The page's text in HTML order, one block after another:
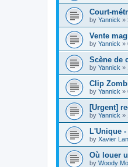
Court-
by Yannick »
Vente
by Yannick »
Scène de
by Yannick »
Clip
by Yannick »
[Urgent]
by Yannick »
L'Unique
by Xavier
Où louer
by Woody